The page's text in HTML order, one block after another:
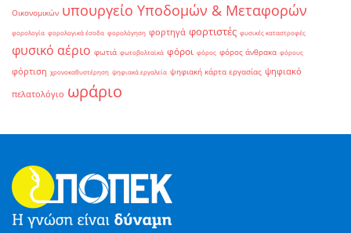
Οικονομικών υπουργείο Υποδομών & Μεταφορών
φορολογία φορολογικά έσοδα φορολόγηση φορτηγά φορτιστές φυσικές καταστροφές
φυσικό αέριο φωτιά φωτοβολταϊκά φόροι φόρος φόρος άνθρακα φόρους
φόρτιση χρονοκαθυστέρηση ψηφιακά εργαλεία ψηφιακή κάρτα εργασίας ψηφιακό
πελατολόγιο ωράριο